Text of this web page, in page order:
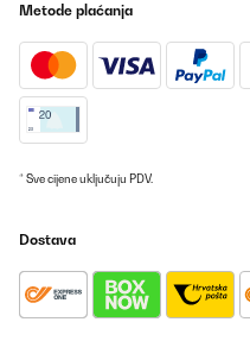
Metode plaćanja
* Sve cijene uključuju PDV.
Dostava